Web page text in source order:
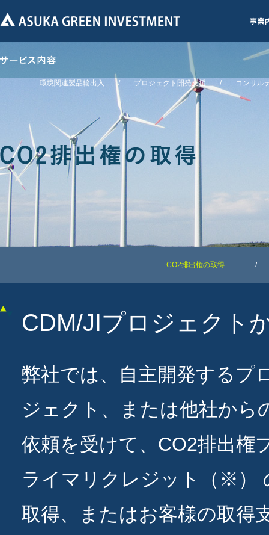
環境関連製品輸出入 プロジェクト開発支援 コンサル
CO2排出権の取得
CDM/JIプロジェクト
弊社では、自主開発するプ
ジェクト、または他社から
依頼を受けて、CO2排出権
ライマリクレジット（※）
取得、またはお客様の取得